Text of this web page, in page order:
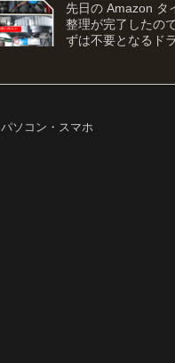
先日の Amazon タ
整理が完了したの
ずは不要となるド
パソコン・スマホ